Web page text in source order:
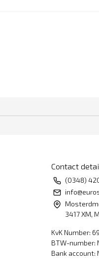
Contact
(0348)
3417 XM,
KvK Number:
BTW-number:
Bank account: